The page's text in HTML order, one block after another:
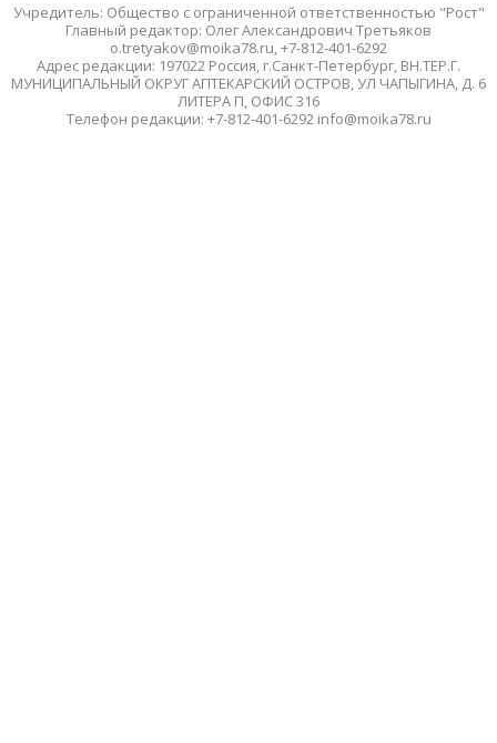
Учредитель: Общество с ограниченной ответственностью "Рост"
Главный редактор: Олег Александрович Третьяков
o.tretyakov@moika78.ru, +7-812-401-6292
Адрес редакции: 197022 Россия, г.Санкт-Петербург, ВН.ТЕР.Г.
МУНИЦИПАЛЬНЫЙ ОКРУГ АПТЕКАРСКИЙ ОСТРОВ, УЛ ЧАПЫГИНА, Д. 6
ЛИТЕРА П, ОФИС 316
Телефон редакции: +7-812-401-6292 info@moika78.ru